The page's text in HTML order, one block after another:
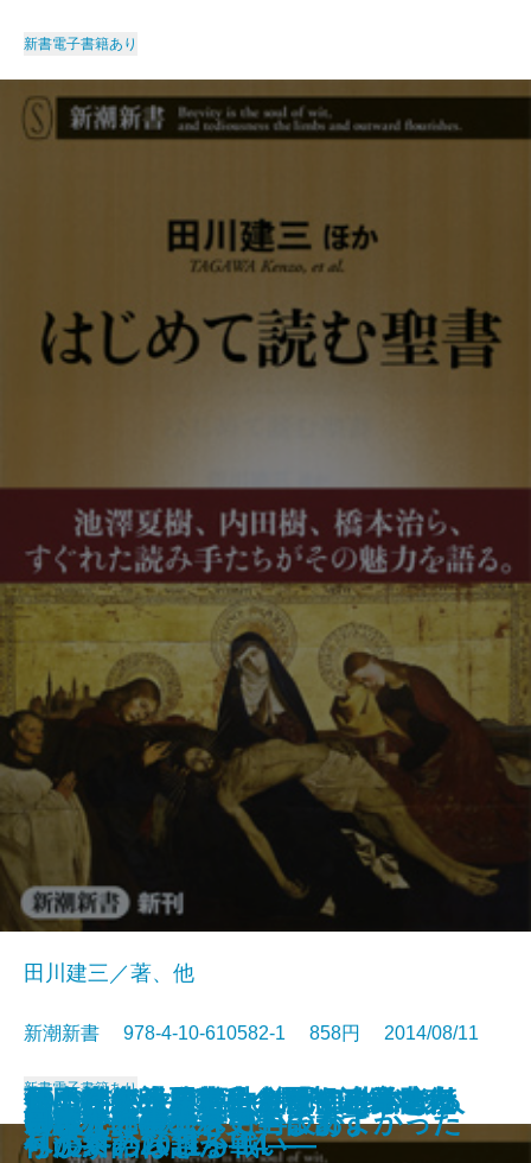
西田幾多郎―無私の思想と日本人
―
営業部はバカなのか
会話のきっかけ
見えない世界戦争―「サイバー
戦」最新報告―
すごいインド―なぜグローバル人
材が輩出するのか―
なぜ時代劇は滅びるのか
死ぬな―生きていれば何とかなる
―
心の病が職場を潰す
日本の風俗嬢
新書電子書籍あり
はじめて読む聖書
田川建三／著、他
新潮新書 978-4-10-610582-1 858円 2014/08/11
新書電子書籍あり
原発とどう向き合うか―科学者た
ちの対話2011～'14―
60歳からの生き方再設計
余計な一言
知の訓練―日本にとって政治とは
何か―
凶悪犯罪者こそ更生します
領土喪失の悪夢―尖閣・沖縄を売
り渡すのは誰か―
1949年の大東亜共栄圏―自主防衛
への終わらざる戦い―
ルポ 介護独身
「自分」の壁
日本人に生まれて、まあよかった